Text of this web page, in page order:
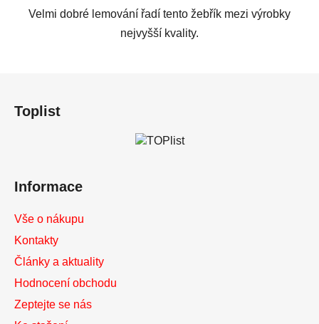
Velmi dobré lemování řadí tento žebřík mezi výrobky
nejvyšší kvality.
Toplist
Informace
Vše o nákupu
Kontakty
Články a aktuality
Hodnocení obchodu
Zeptejte se nás